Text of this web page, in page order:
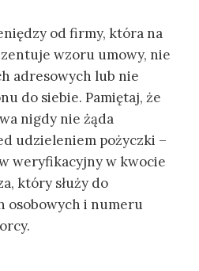
od firmy, która na
wzoru umowy, nie
adresowych lub nie
do siebie. Pamiętaj, że
nigdy nie żąda
udzieleniem pożyczki –
weryfikacyjny w kwocie
który służy do
osobowych i numeru